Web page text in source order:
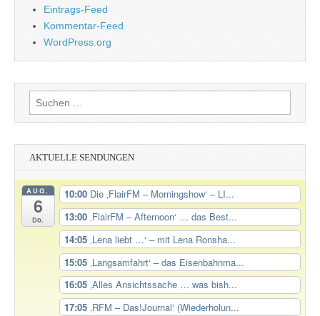
Eintrags-Feed
Kommentar-Feed
WordPress.org
Suchen
nach:
AKTUELLE SENDUNGEN
AUG.
6
Do.
10:00 Die ‚FlairFM – Morningshow‘ – LI...
13:00 ‚FlairFM – Afternoon‘ … das Best...
14:05 ‚Lena liebt …‘ – mit Lena Ronsha...
15:05 ‚Langsamfahrt‘ – das Eisenbahnma...
16:05 ‚Alles Ansichtssache … was bish...
17:05 ‚RFM – Das!Journal‘ (Wiederholun...